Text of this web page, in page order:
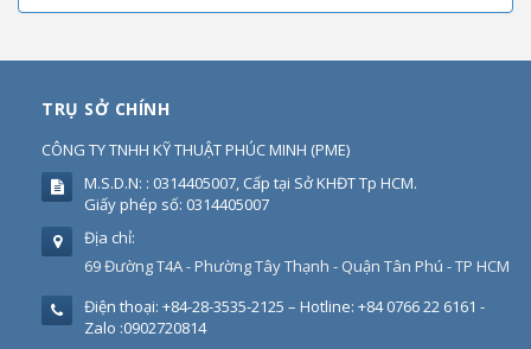
TRỤ SỞ CHÍNH
CÔNG TY TNHH KỸ THUẬT PHÚC MINH (PME)
M.S.D.N: : 0314405007, Cấp tại Sở KHĐT Tp HCM.
Giấy phép số: 0314405007
Địa chỉ:
69 Đường T4A - Phường Tây Thạnh - Quận Tân Phú - TP HCM
Điện thoại: +84-28-3535-2125 – Hotline: +84 0766 22 6161 -
Zalo :0902720814